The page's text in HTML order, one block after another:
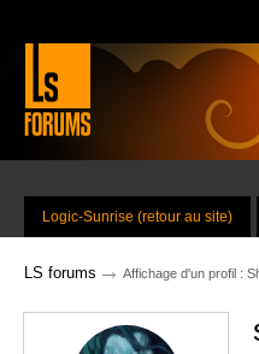
Logic-Sunrise (retour au site)
LS forums → Affichage d'un profil :